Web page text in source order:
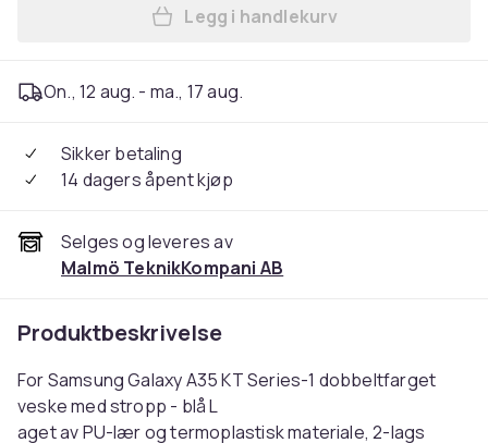
Legg KT Lommebok -
Legg i handlekurv
On., 12 aug. - ma., 17 aug.
Sikker betaling
14 dagers åpent kjøp
Selges og leveres av
Malmö TeknikKompani AB
Produktbeskrivelse
For Samsung Galaxy A35 KT Series-1 dobbeltfarget
veske med stropp - blå L
aget av PU-lær og termoplastisk materiale, 2-lags